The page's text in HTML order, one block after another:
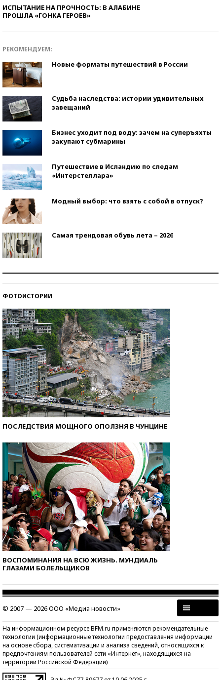
ИСПЫТАНИЕ НА ПРОЧНОСТЬ: В АЛАБИНЕ
ПРОШЛА «ГОНКА ГЕРОЕВ»
РЕКОМЕНДУЕМ:
Новые форматы путешествий в России
Судьба наследства: истории удивительных
завещаний
Бизнес уходит под воду: зачем на суперъяхты
закупают субмарины
Путешествие в Исландию по следам
«Интерстеллара»
Модный выбор: что взять с собой в отпуск?
Самая трендовая обувь лета – 2026
ФОТОИСТОРИИ
ПОСЛЕДСТВИЯ МОЩНОГО ОПОЛЗНЯ В ЧУНЦИНЕ
ВОСПОМИНАНИЯ НА ВСЮ ЖИЗНЬ. МУНДИАЛЬ
ГЛАЗАМИ БОЛЕЛЬЩИКОВ
© 2007 — 2026 ООО «Медиа новости»
На информационном ресурсе BFM.ru применяются рекомендательные
технологии (информационные технологии предоставления информации
на основе сбора, систематизации и анализа сведений, относящихся к
предпочтениям пользователей сети «Интернет», находящихся на
территории Российской Федерации)